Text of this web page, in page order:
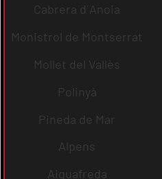
Cabrera d´Anoia
Monistrol de Montserrat
Mollet del Vallès
Polinyà
Pineda de Mar
Alpens
Aiguafreda